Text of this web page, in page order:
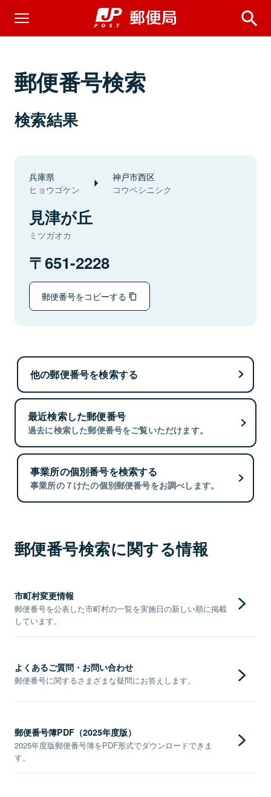
郵便番号検索
検索結果
兵庫県
ヒョウゴケン
神戸市西区
コウベシニシク
見津が丘
ミツガオカ
651-2228
郵便番号をコピーする
他の郵便番号を検索する
最近検索した郵便番号
過去に検索した郵便番号をご覧いただけます。
事業所の個別番号を検索する
事業所の７けたの個別郵便番号をお調べします。
郵便番号検索に関する情報
市町村変更情報
郵便番号を公表した市町村の一覧を実施日の新しい順に掲載
しています。
よくあるご質問・お問い合わせ
郵便番号に関するさまざまな疑問にお答えします。
郵便番号簿PDF（2025年度版）
2025年度版郵便番号簿をPDF形式でダウンロードできま
す。